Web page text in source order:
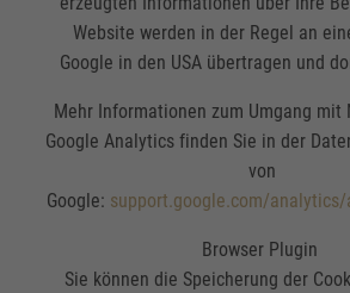
Website werden in der Regel an
Google in den USA übertragen und
Mehr Informationen zum Umgang mit
Google Analytics finden Sie in der
von
Google: support.google.com/
Browser Plugin
Sie können die Speicherung der